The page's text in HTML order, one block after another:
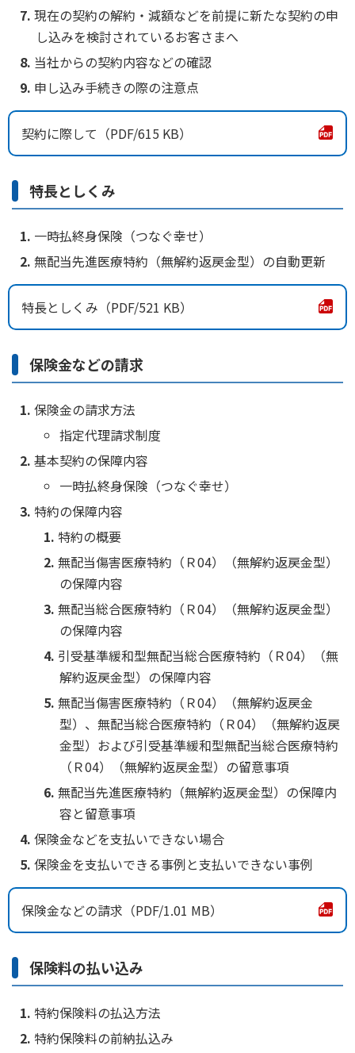
お問い合わせ
ラジオ体操・みんなの体操
ラジオ体操ポータルサイト
お客さまの声／お客さまサービス向上の取組み
かんぽジャンクション
現在の契約の解約・減額などを前提に新たな契約の申
し込みを検討されているお客さまへ
当社からの契約内容などの確認
申し込み手続きの際の注意点
契約に際して 615 KB
特長としくみ
一時払終身保険（つなぐ幸せ）
無配当先進医療特約（無解約返戻金型）の自動更新
特長としくみ 521 KB
保険金などの請求
保険金の請求方法
指定代理請求制度
基本契約の保障内容
一時払終身保険（つなぐ幸せ）
特約の保障内容
特約の概要
無配当傷害医療特約（Ｒ04）（無解約返戻金型）
の保障内容
無配当総合医療特約（Ｒ04）（無解約返戻金型）
の保障内容
引受基準緩和型無配当総合医療特約（Ｒ04）（無
解約返戻金型）の保障内容
無配当傷害医療特約（Ｒ04）（無解約返戻金
型）、無配当総合医療特約（Ｒ04）（無解約返戻
金型）および引受基準緩和型無配当総合医療特約
（Ｒ04）（無解約返戻金型）の留意事項
無配当先進医療特約（無解約返戻金型）の保障内
容と留意事項
保険金などを支払いできない場合
保険金を支払いできる事例と支払いできない事例
保険金などの請求 1.01 MB
保険料の払い込み
特約保険料の払込方法
特約保険料の前納払込み